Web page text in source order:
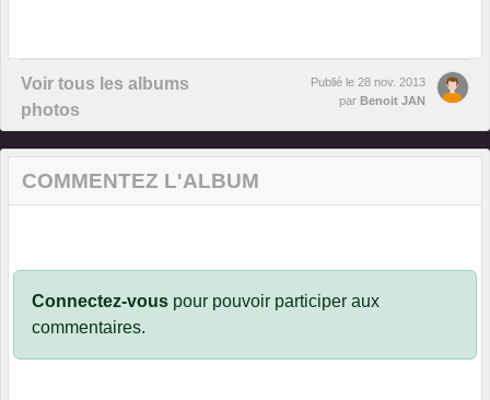
Voir tous les albums
photos
Publié le 28 nov. 2013
par Benoit JAN
COMMENTEZ L'ALBUM
Connectez-vous pour pouvoir participer aux
commentaires.